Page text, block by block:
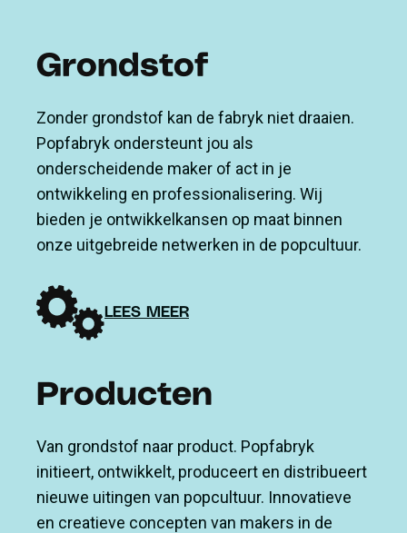
Grondstof
Zonder grondstof kan de fabryk niet draaien.
Popfabryk ondersteunt jou als
onderscheidende maker of act in je
ontwikkeling en professionalisering. Wij
bieden je ontwikkelkansen op maat binnen
onze uitgebreide netwerken in de popcultuur.
LEES MEER
Producten
Van grondstof naar product. Popfabryk
initieert, ontwikkelt, produceert en distribueert
nieuwe uitingen van popcultuur. Innovatieve
en creatieve concepten van makers in de